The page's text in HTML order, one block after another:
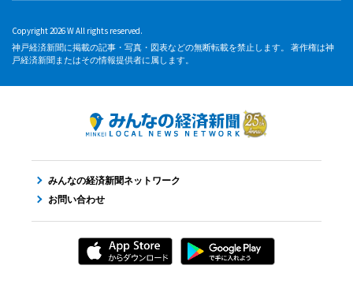
Copyright 2026 W All rights reserved.
神戸経済新聞に掲載の記事・写真・図表などの無断転載を禁止します。 著作権は神
戸経済新聞またはその情報提供者に属します。
みんなの経済新聞ネットワーク
お問い合わせ